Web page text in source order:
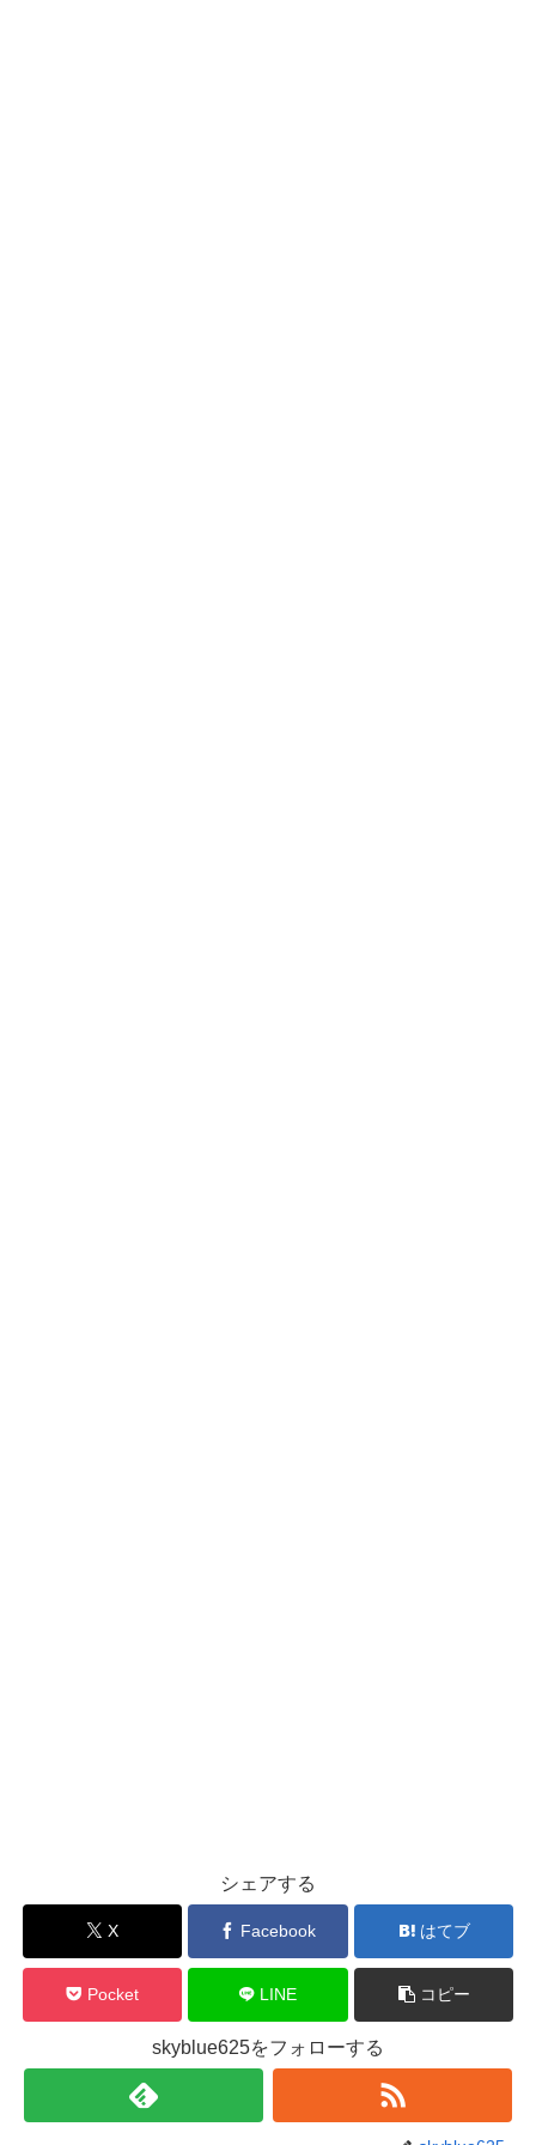
シェアする
X Facebook はてブ
Pocket LINE コピー
skyblue625をフォローする